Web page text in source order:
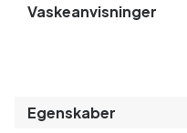
Vaskeanvisninger
Egenskaber